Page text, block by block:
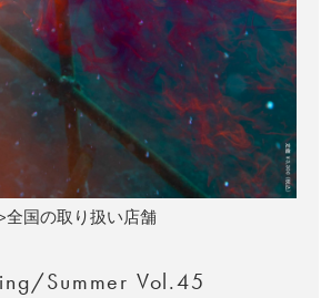
全国の取り扱い店舗
Summer Vol.45